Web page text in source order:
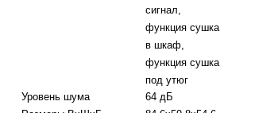
сигнал,
функция сушка
в шкаф,
функция сушка
под утюг
Уровень шума
64 дБ